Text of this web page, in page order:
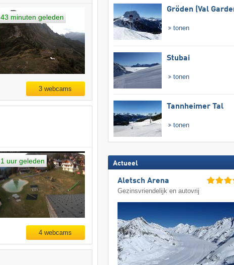
43 minuten geleden
3 webcams
1 uur geleden
4 webcams
Gröden (Val
tonen
Stubai
tonen
Tannheimer Tal
tonen
Actueel
Aletsch Arena
Gezinsvriendelijk en autovrij